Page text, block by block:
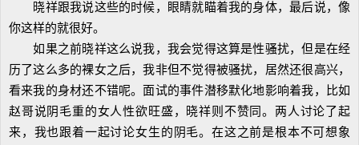
晓祥跟我说这些的时候，眼睛就瞄着我的身体，最后说，像
你这样的就很好。
如果之前晓祥这么说我，我会觉得这算是性骚扰，但是在经
历了这么多的裸女之后，我非但不觉得被骚扰，居然还很高兴，
看来我的身材还不错呢。面试的事件潜移默化地影响着我，比如
赵哥说阴毛重的女人性欲旺盛，晓祥则不赞同。两人讨论了起
来，我也跟着一起讨论女生的阴毛。在这之前是根本不可想象